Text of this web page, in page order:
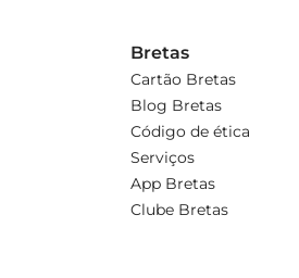
Bretas
Cartão Bretas
Blog Bretas
Código de ética
Serviços
App Bretas
Clube Bretas